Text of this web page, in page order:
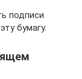
подписи
бумагу.